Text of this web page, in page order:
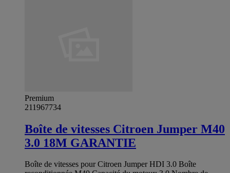
Premium
211967734
Boîte de vitesses Citroen Jumper M40
3.0 18M GARANTIE
Boîte de vitesses pour Citroen Jumper HDI 3.0 Boîte